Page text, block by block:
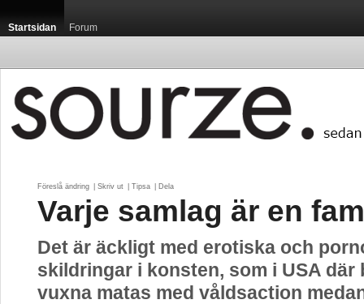
Startsidan Forum
Föreslå ändring Skriv ut Tipsa Dela
Varje samlag är en
Det är äckligt med erotiska och
skildringar i konsten, som i USA där
vuxna matas med våldsaction